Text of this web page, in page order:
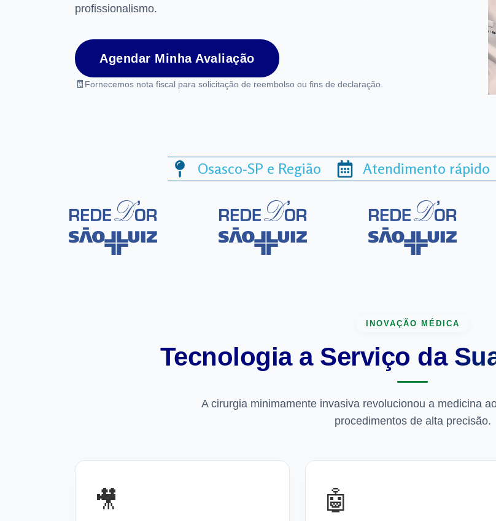
profissionalismo.
Agendar Minha Avaliação
🧾 Fornecemos nota fiscal para solicitação de reembolso ou fins de declaração.
Osasco-SP e Região Atendimento rápido
INOVAÇÃO MÉDICA
Tecnologia a Serviço da
A cirurgia minimamente invasiva revolucionou a medicina
procedimentos de alta precisão.
🎥 🤖